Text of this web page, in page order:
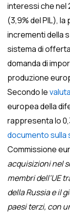
interessi che nel
(3,9% del PIL), la
incrementi della
sistema di
domanda di
produzione
Secondo le
europea della
rappresenta lo
documento sulla
Commissione
acquisizioni nel
membri dell’UE
della Russia e il
paesi terzi, con